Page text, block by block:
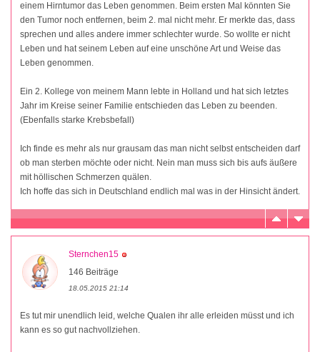
einem Hirntumor das Leben genommen. Beim ersten Mal könnten Sie
den Tumor noch entfernen, beim 2. mal nicht mehr. Er merkte das, dass
sprechen und alles andere immer schlechter wurde. So wollte er nicht
Leben und hat seinem Leben auf eine unschöne Art und Weise das
Leben genommen.
Ein 2. Kollege von meinem Mann lebte in Holland und hat sich letztes
Jahr im Kreise seiner Familie entschieden das Leben zu beenden.
(Ebenfalls starke Krebsbefall)
Ich finde es mehr als nur grausam das man nicht selbst entscheiden darf
ob man sterben möchte oder nicht. Nein man muss sich bis aufs äußere
mit höllischen Schmerzen quälen.
Ich hoffe das sich in Deutschland endlich mal was in der Hinsicht ändert.
Sternchen15
146 Beiträge
18.05.2015 21:14
Es tut mir unendlich leid, welche Qualen ihr alle erleiden müsst und ich
kann es so gut nachvollziehen.